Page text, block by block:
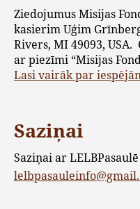
Ziedojumus Misijas
kasierim Uģim
Rivers, MI 49093,
ar piezīmi “Misijas
Lasi vairāk par
Saziņai
Saziņai ar